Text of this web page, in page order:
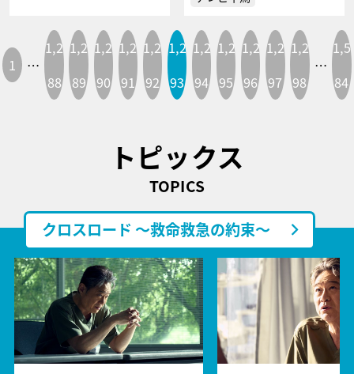
1 …
1,2
88
1,2
89
1,2
90
1,2
91
1,2
92
1,2
93
1,2
94
1,2
95
1,2
96
1,2
97
1,2
98
…
1,5
84
トピックス
TOPICS
クロスロード ～救命救急の約束～